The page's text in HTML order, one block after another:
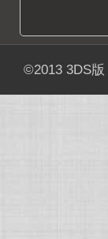
©2013 3DS